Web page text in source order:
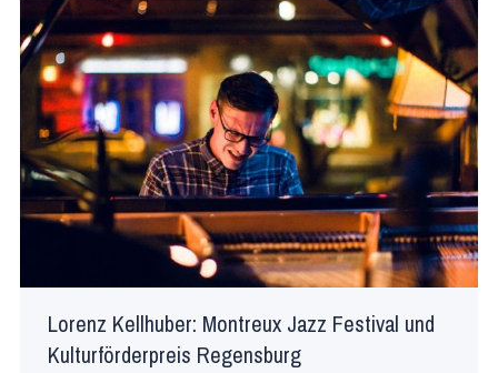
Lorenz Kellhuber: Montreux Jazz Festival und
Kulturförderpreis Regensburg